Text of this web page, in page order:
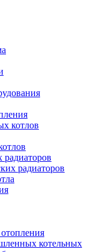
котлов
радиаторов
котельных